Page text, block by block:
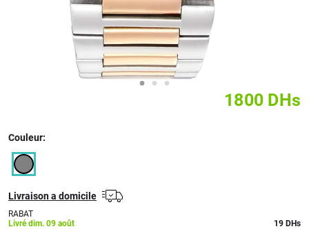
1800 DHs
Couleur:
Livraison a domicile
RABAT
Livré dim. 09 août
19 DHs